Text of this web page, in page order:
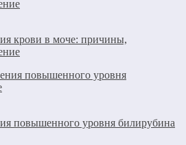
крови в моче: причины,
повышенного уровня билирубина